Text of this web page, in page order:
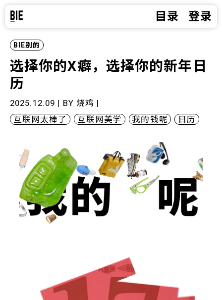
目录 登录
BIE别的
选择你的X癖，选择你的新年日
历
2025.12.09 | BY 烧鸡 |
互联网太棒了
互联网美学 我的钱呢 日历